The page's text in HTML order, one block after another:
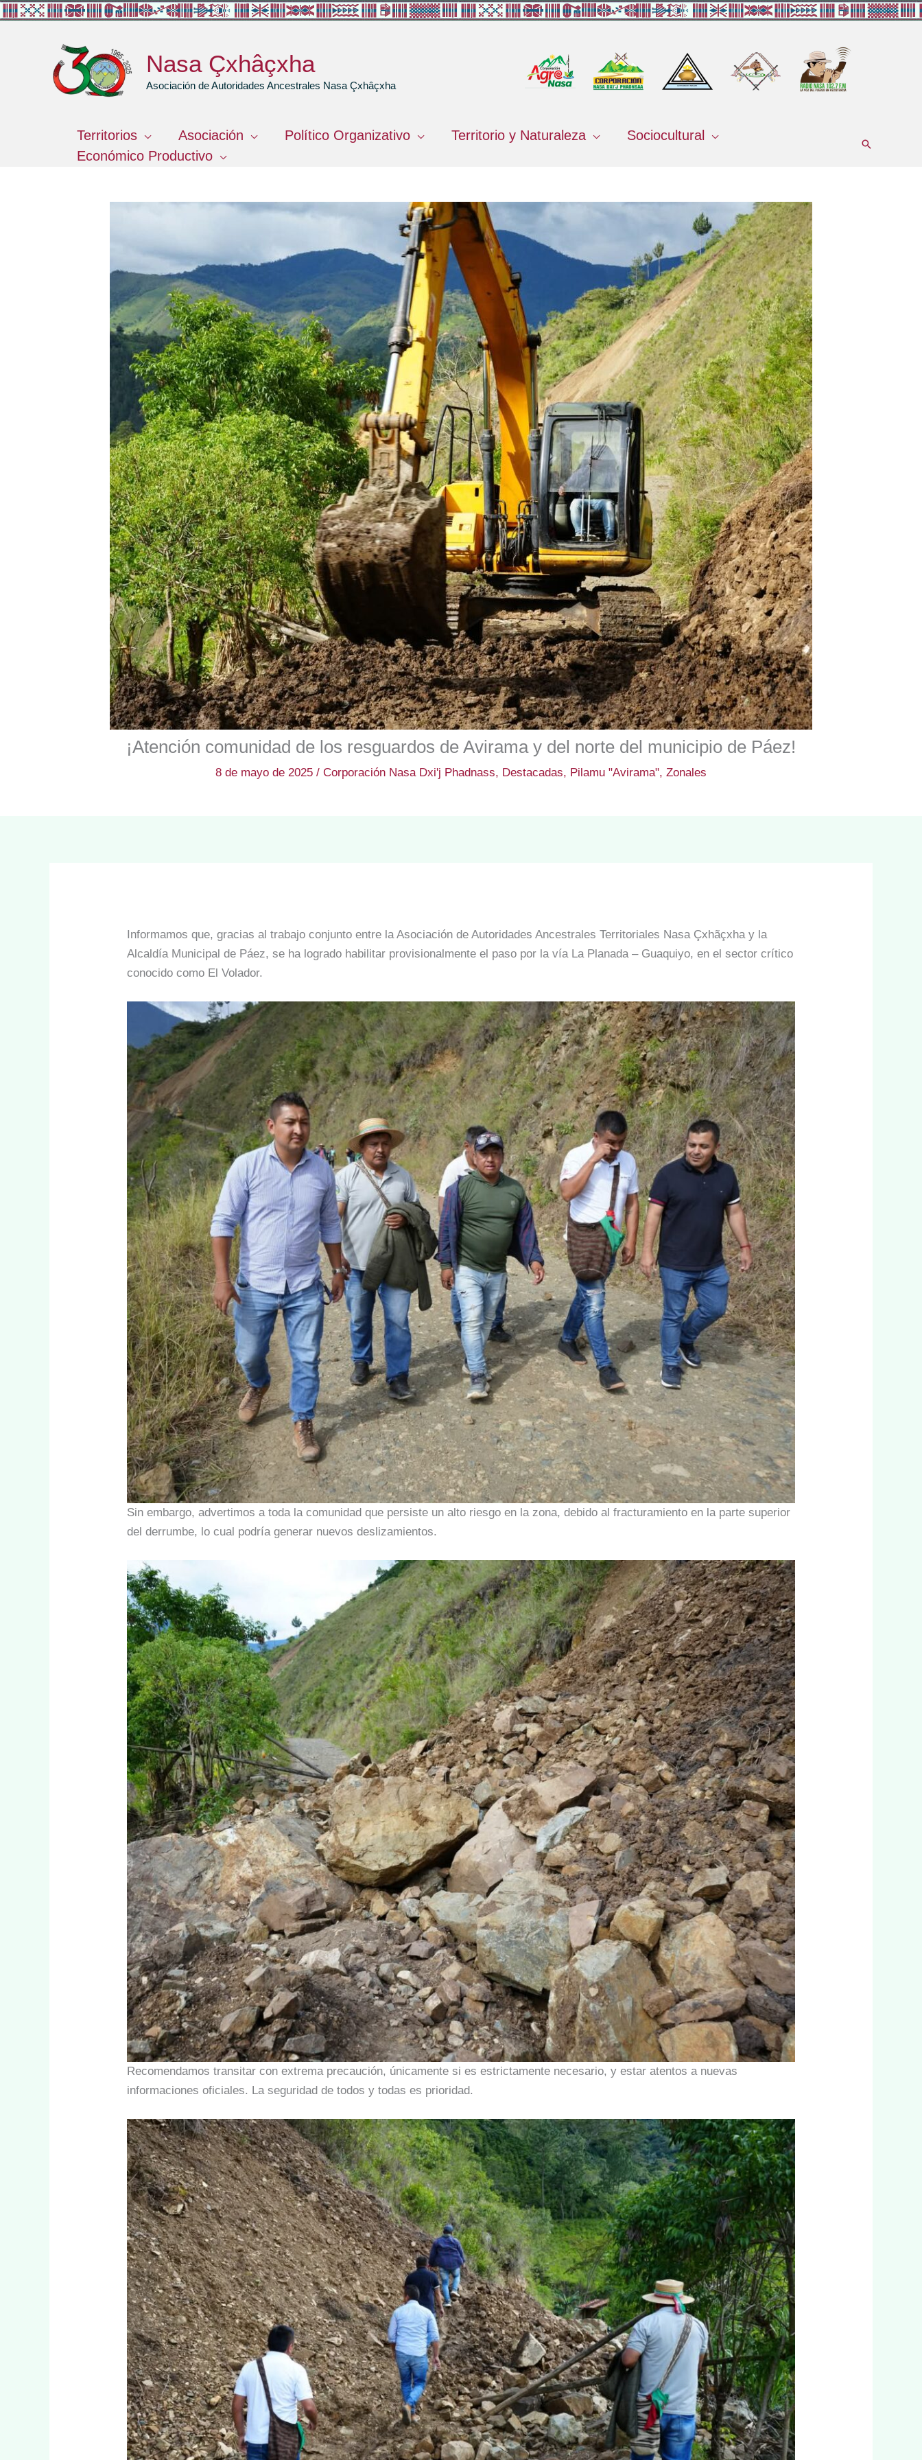
Ir
Nasa Çxhâçxha
Asociación de Autoridades Ancestrales Nasa Çxhâçxha
Territorios Asociación Político Organizativo Territorio y Naturaleza
Sociocultural
Económico Productivo
Buscar
¡Atención comunidad de los resguardos de Avirama y del norte del municipio de Páez!
8 de mayo de 2025 / Corporación Nasa Dxi'j Phadnass, Destacadas, Pilamu "Avirama", Zonales
Informamos que, gracias al trabajo conjunto entre la Asociación de Autoridades Ancestrales Territoriales Nasa Çxhãçxha y la
Alcaldía Municipal de Páez, se ha logrado habilitar provisionalmente el paso por la vía La Planada – Guaquiyo, en el sector crítico
conocido como El Volador.
Sin embargo, advertimos a toda la comunidad que persiste un alto riesgo en la zona, debido al fracturamiento en la parte superior
del derrumbe, lo cual podría generar nuevos deslizamientos.
Recomendamos transitar con extrema precaución, únicamente si es estrictamente necesario, y estar atentos a nuevas
informaciones oficiales. La seguridad de todos y todas es prioridad.